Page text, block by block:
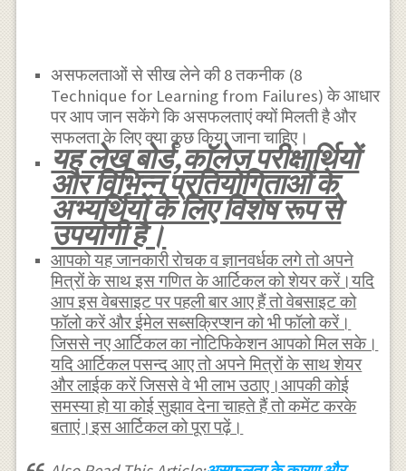
असफलताओं से सीख लेने की 8 तकनीक (8
Technique for Learning from Failures) के आधार
पर आप जान सकेंगे कि असफलताएं क्यों मिलती है और
सफलता के लिए क्या कुछ किया जाना चाहिए।
यह लेख बोर्ड,काॅलेज परीक्षार्थियों
और विभिन्न प्रतियोगिताओं के
अभ्यर्थियों के लिए विशेष रूप से
उपयोगी है।
आपको यह जानकारी रोचक व ज्ञानवर्धक लगे तो अपने
मित्रों के साथ इस गणित के आर्टिकल को शेयर करें।यदि
आप इस वेबसाइट पर पहली बार आए हैं तो वेबसाइट को
फॉलो करें और ईमेल सब्सक्रिप्शन को भी फॉलो करें।
जिससे नए आर्टिकल का नोटिफिकेशन आपको मिल सके।
यदि आर्टिकल पसन्द आए तो अपने मित्रों के साथ शेयर
और लाईक करें जिससे वे भी लाभ उठाए।आपकी कोई
समस्या हो या कोई सुझाव देना चाहते हैं तो कमेंट करके
बताएं।इस आर्टिकल को पूरा पढ़ें।